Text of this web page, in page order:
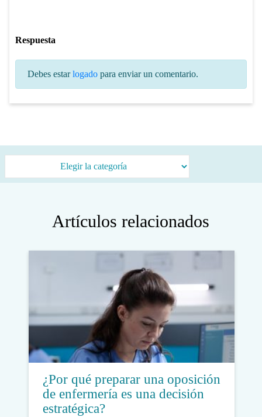
Respuesta
Debes estarlogadopara enviar un comentario.
Artículos relacionados
¿Por qué preparar una oposición
de enfermería es una decisión
estratégica?